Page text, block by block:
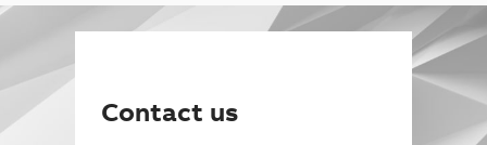
Contact us